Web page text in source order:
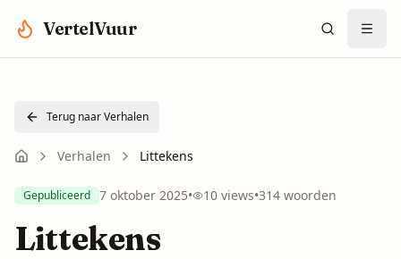
VertelVuur
Terug naar Verhalen
Verhalen Littekens
Gepubliceerd 7 oktober 2025• 10 views•314 woorden
Littekens